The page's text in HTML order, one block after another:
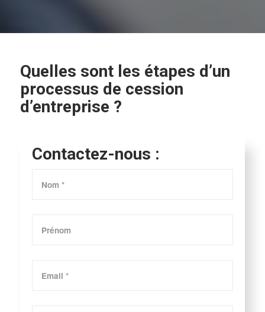
Quelles sont les étapes d’un
processus de cession
d’entreprise ?
Contactez-nous :